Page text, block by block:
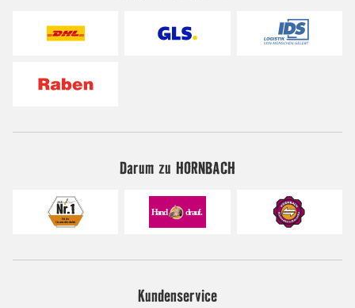
Darum zu HORNBACH
Kundenservice